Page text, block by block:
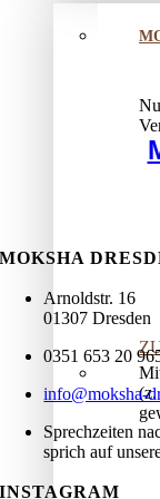
MOKSHA
Arnoldstr. 16
01307 Dresden
0351 653 20
info@moksha-
Sprechzeiten
sprich auf
INSTAGRAM